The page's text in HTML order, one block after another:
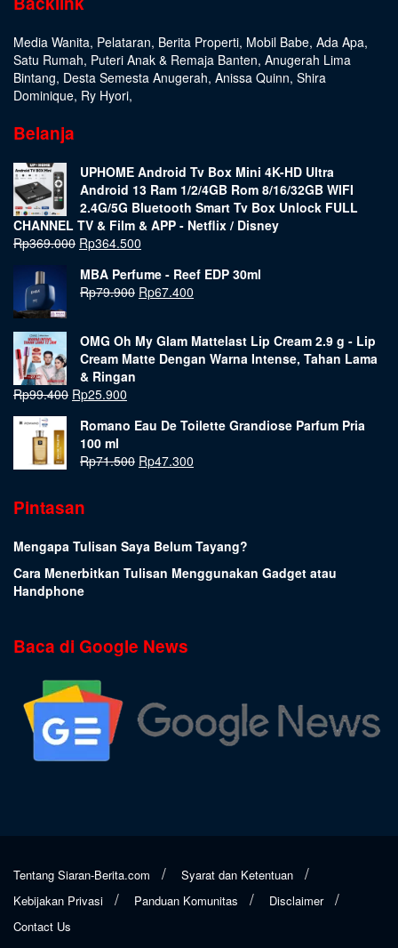
Media Wanita, Pelataran, Berita Properti, Mobil Babe, Ada Apa,
Satu Rumah, Puteri Anak & Remaja Banten, Anugerah Lima
Bintang, Desta Semesta Anugerah, Anissa Quinn, Shira
Dominique, Ry Hyori,
Belanja
UPHOME Android Tv Box Mini 4K-HD Ultra
Android 13 Ram 1/2/4GB Rom 8/16/32GB WIFI
2.4G/5G Bluetooth Smart Tv Box Unlock FULL
CHANNEL TV & Film & APP - Netflix / Disney
Rp369.000 Rp364.500
MBA Perfume - Reef EDP 30ml
Rp79.900 Rp67.400
OMG Oh My Glam Mattelast Lip Cream 2.9 g - Lip
Cream Matte Dengan Warna Intense, Tahan Lama
& Ringan
Rp99.400 Rp25.900
Romano Eau De Toilette Grandiose Parfum Pria
100 ml
Rp71.500 Rp47.300
Pintasan
Mengapa Tulisan Saya Belum Tayang?
Cara Menerbitkan Tulisan Menggunakan Gadget atau
Handphone
Baca di Google News
Tentang Siaran-Berita.com
Syarat dan Ketentuan
Kebijakan Privasi
Panduan Komunitas
Disclaimer
Contact Us